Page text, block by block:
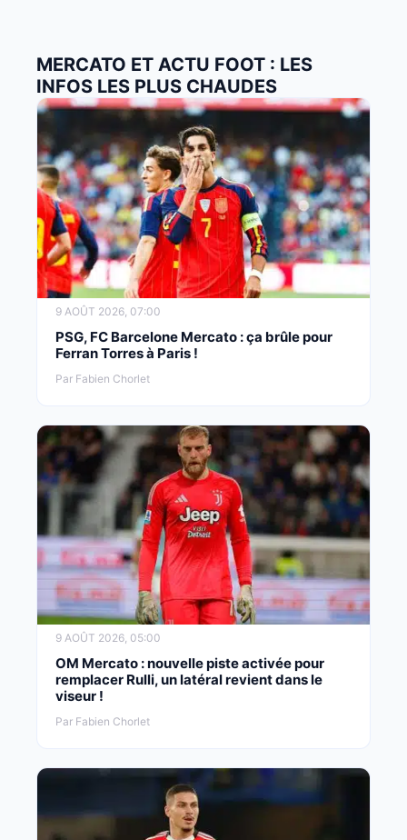
MERCATO ET ACTU FOOT : LES
INFOS LES PLUS CHAUDES
9 AOÛT 2026, 07:00
PSG, FC Barcelone Mercato : ça brûle pour
Ferran Torres à Paris !
Par Fabien Chorlet
9 AOÛT 2026, 05:00
OM Mercato : nouvelle piste activée pour
remplacer Rulli, un latéral revient dans le
viseur !
Par Fabien Chorlet